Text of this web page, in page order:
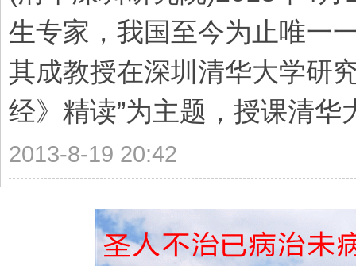
生专家，我国至今为止唯一
其成教授在深圳清华大学研
经》精读”为主题，授课清
2013-8-19 20:42